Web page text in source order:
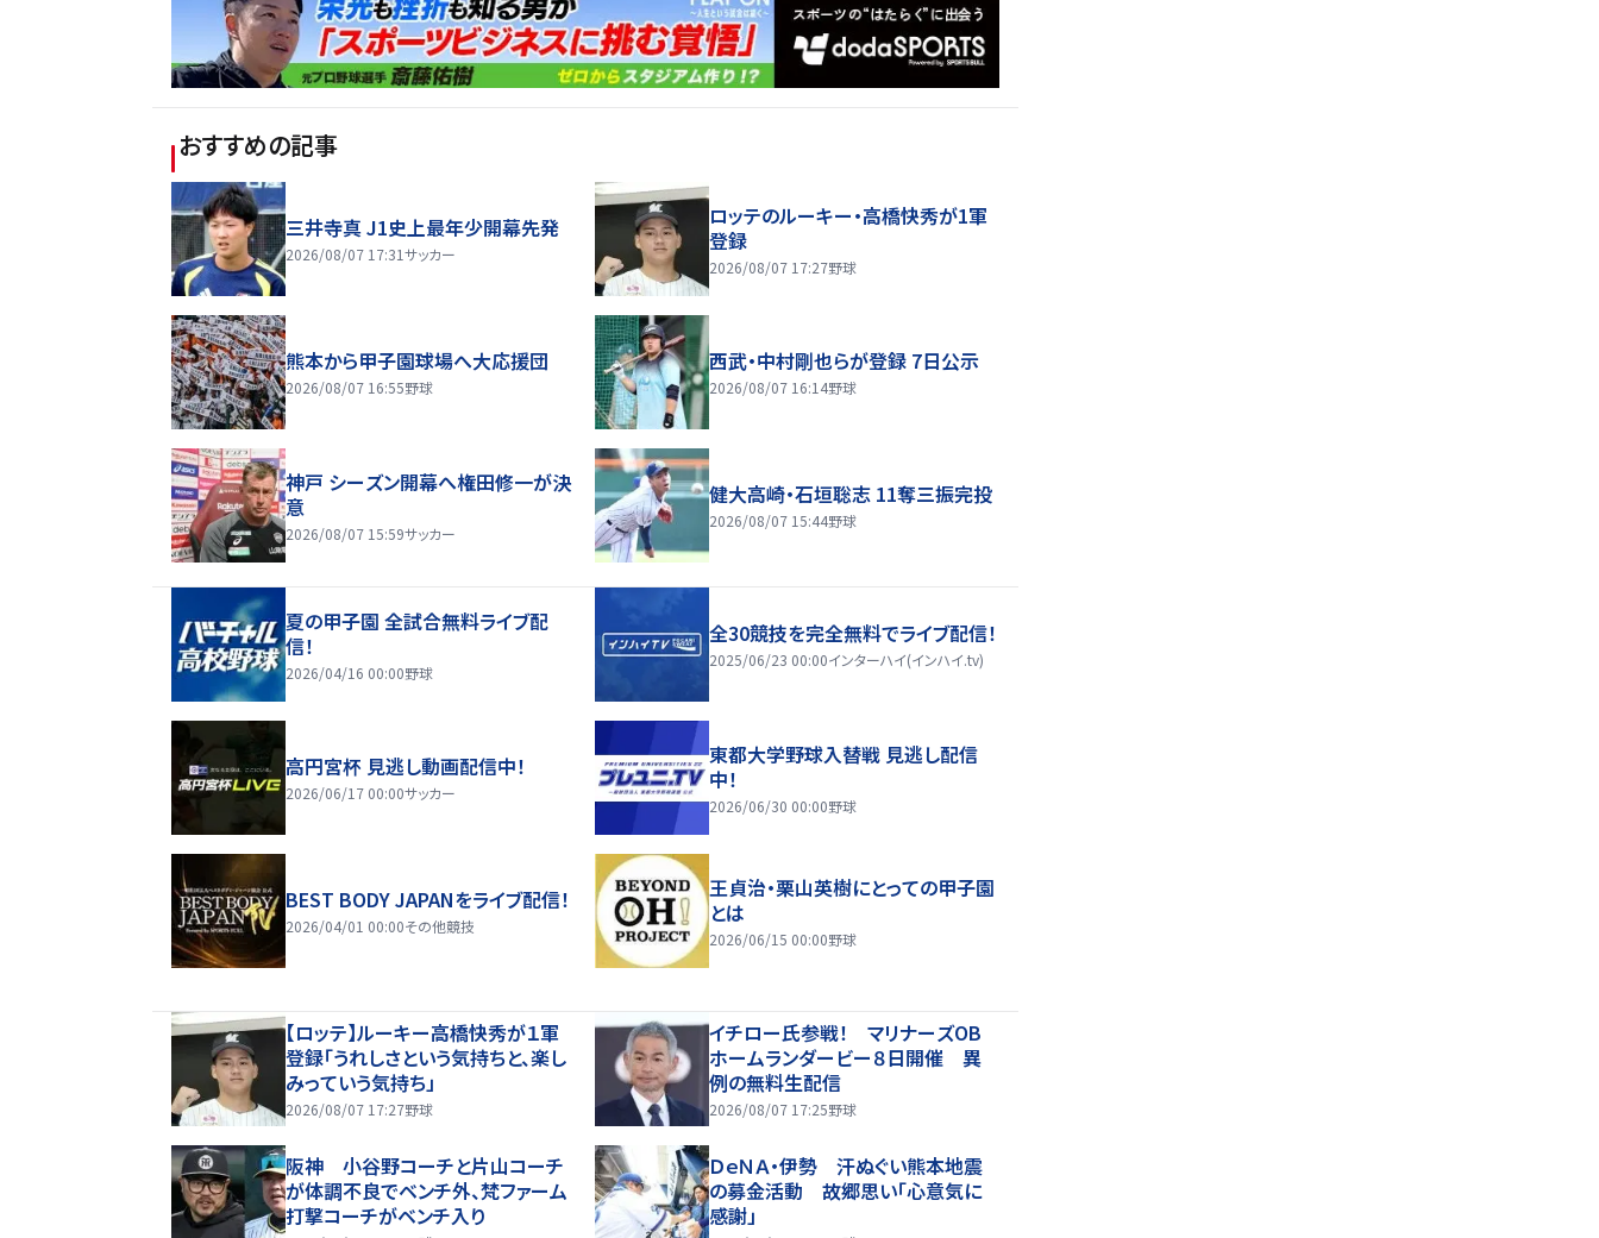
おすすめの記事
三井寺真 J1史上最年少開幕先発
2026/08/07 17:31サッカー
ロッテのルーキー・高橋快秀が1軍
登録
2026/08/07 17:27野球
熊本から甲子園球場へ大応援団
2026/08/07 16:55野球
西武・中村剛也らが登録 7日公示
2026/08/07 16:14野球
神戸 シーズン開幕へ権田修一が決
意
2026/08/07 15:59サッカー
健大高崎・石垣聡志 11奪三振完投
2026/08/07 15:44野球
夏の甲子園 全試合無料ライブ配
信！
2026/04/16 00:00野球
全30競技を完全無料でライブ配信！
2025/06/23 00:00インターハイ(インハイ.tv)
高円宮杯 見逃し動画配信中！
2026/06/17 00:00サッカー
東都大学野球入替戦 見逃し配信
中！
2026/06/30 00:00野球
BEST BODY JAPANをライブ配信！
2026/04/01 00:00その他競技
王貞治・栗山英樹にとっての甲子園
とは
2026/06/15 00:00野球
【ロッテ】ルーキー高橋快秀が１軍
登録「うれしさという気持ちと、楽し
みっていう気持ち」
2026/08/07 17:27野球
イチロー氏参戦！ マリナーズOB
ホームランダービー８日開催 異
例の無料生配信
2026/08/07 17:25野球
阪神 小谷野コーチと片山コーチ
が体調不良でベンチ外、梵ファーム
打撃コーチがベンチ入り
ＤｅＮＡ・伊勢 汗ぬぐい熊本地震
の募金活動 故郷思い「心意気に
感謝」